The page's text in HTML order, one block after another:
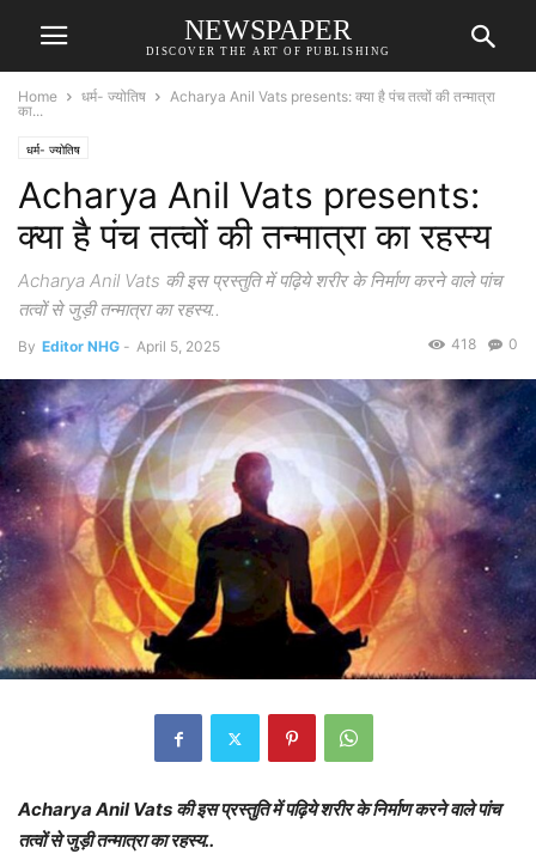
NEWSPAPER
DISCOVER THE ART OF PUBLISHING
Home धर्म- ज्योतिष
Acharya Anil Vats presents: क्या है पंच तत्वों की तन्मात्रा
का...
धर्म- ज्योतिष
Acharya Anil Vats presents:
क्या है पंच तत्वों की तन्मात्रा का रहस्य
Acharya Anil Vats की इस प्रस्तुति में पढ़िये शरीर के निर्माण करने वाले पांच
तत्वों से जुड़ी तन्मात्रा का रहस्य..
By Editor NHG - April 5, 2025 0
418
Acharya Anil Vats की इस प्रस्तुति में पढ़िये शरीर के निर्माण करने वाले पांच
तत्वों से जुड़ी तन्मात्रा का रहस्य..